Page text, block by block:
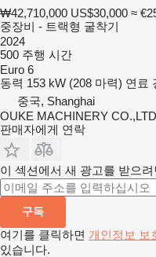
₩42,710,000 US$30,000 ≈
중장비 - 트랙형 굴착기
2024
500 주행 시간
Euro 6
동력 153 kW (208 마력) 연료
중국, Shanghai
OUKE MACHINERY CO.,LTD
판매자에게 연락
이 섹션에서 새 광고를 받으
구독
여기를 클릭하면 개인정보 보
있습니다.